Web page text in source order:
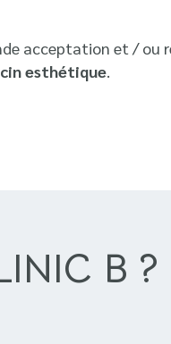
acceptation et / ou
esthétique
B ?